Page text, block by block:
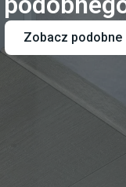
Zobacz podobne